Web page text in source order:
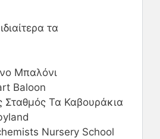
τα
Μπαλόνι
Baloon
Σταθμός Τα Καβουράκια
Nursery School